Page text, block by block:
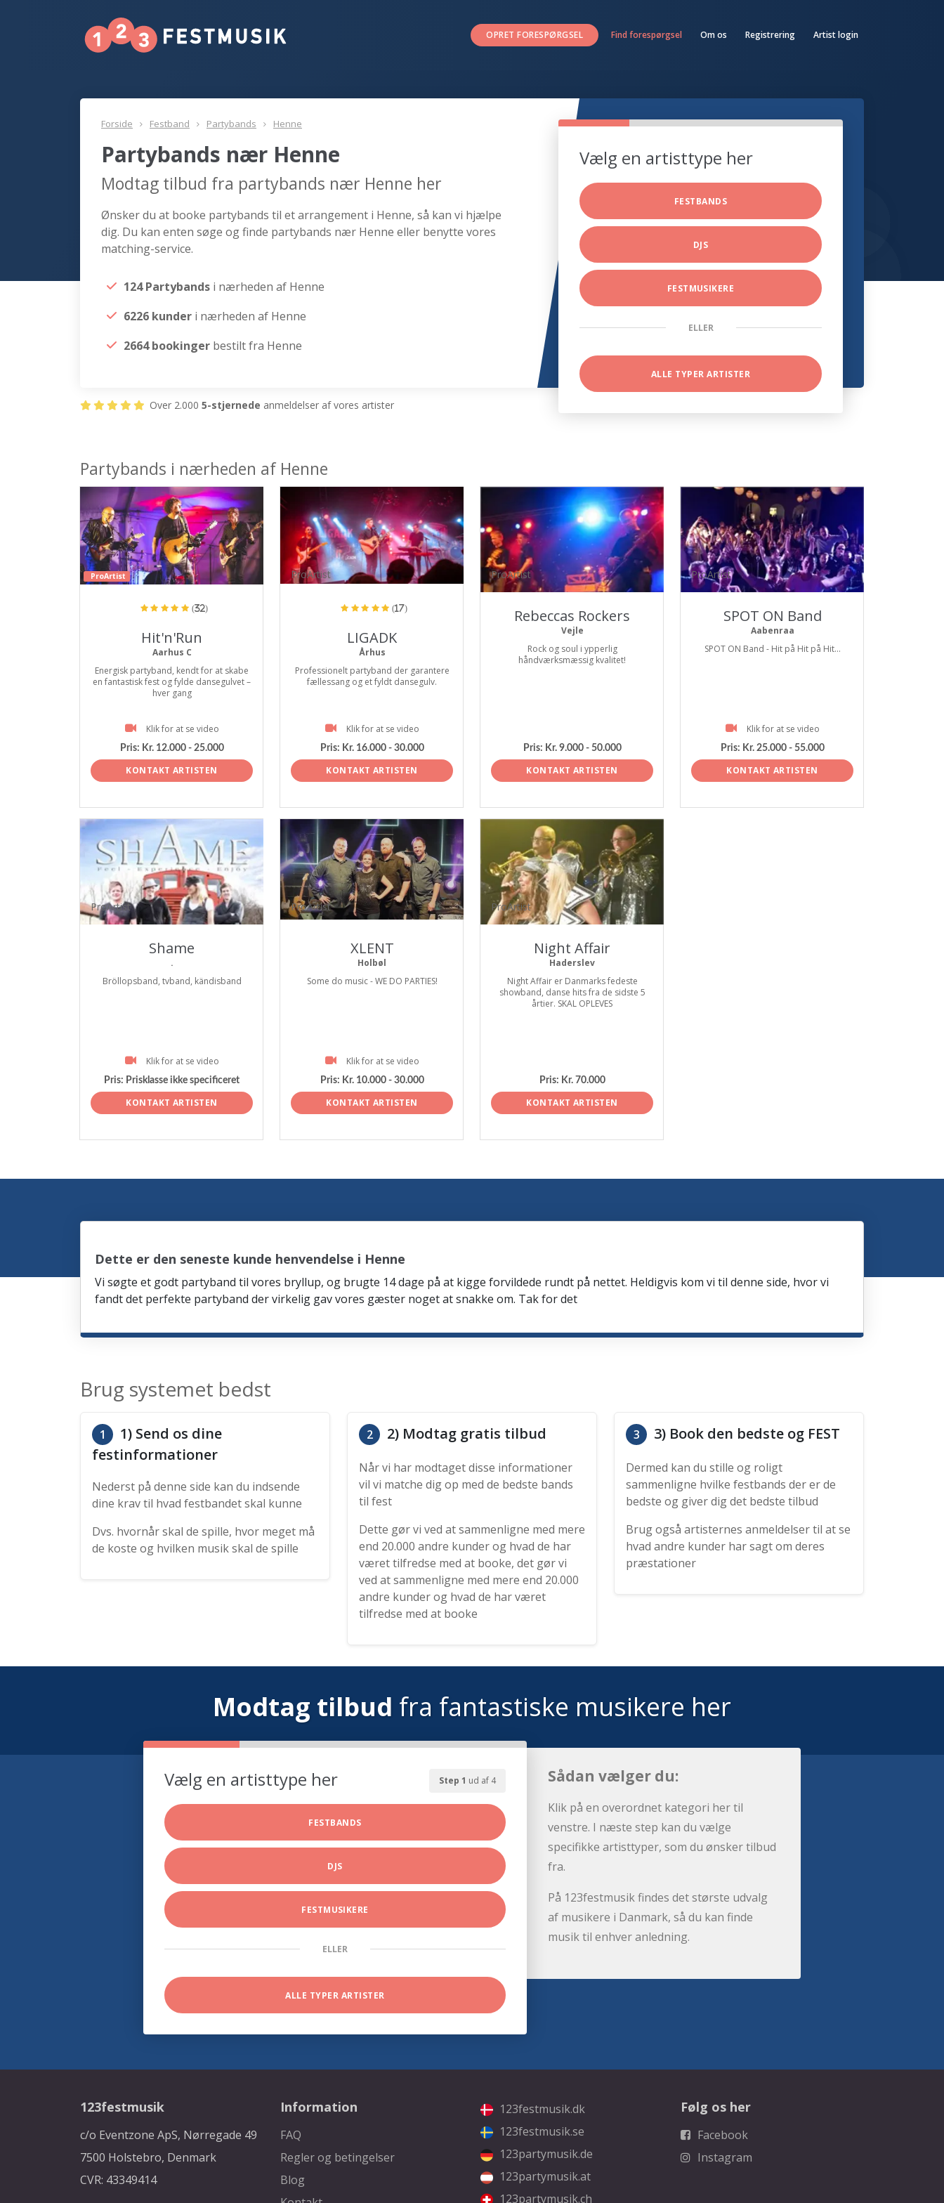
OPRET FORESPØRGSEL Find forespørgsel Om os Registrering Artist login
Forside Festband Partybands Henne
Partybands nær Henne
Modtag tilbud fra partybands nær Henne her
Ønsker du at booke partybands til et arrangement i Henne, så kan vi hjælpe
dig. Du kan enten søge og finde partybands nær Henne eller benytte vores
matching-service.
124 Partybands i nærheden af Henne
6226 kunder i nærheden af Henne
2664 bookinger bestilt fra Henne
Vælg en artisttype her
FESTBANDS
DJS
FESTMUSIKERE
ELLER
ALLE TYPER ARTISTER
Over 2.000 5-stjernede anmeldelser af vores artister
Partybands i nærheden af Henne
ProArtist
(32)
Hit'n'Run
Aarhus C
Energisk partyband, kendt for at skabe
en fantastisk fest og fylde dansegulvet –
hver gang
Klik for at se video
Pris: Kr. 12.000 - 25.000
KONTAKT ARTISTEN
ProArtist
(17)
LIGADK
Århus
Professionelt partyband der garantere
fællessang og et fyldt dansegulv.
Klik for at se video
Pris: Kr. 16.000 - 30.000
KONTAKT ARTISTEN
ProArtist
Rebeccas Rockers
Vejle
Rock og soul i ypperlig
håndværksmæssig kvalitet!
Pris: Kr. 9.000 - 50.000
KONTAKT ARTISTEN
ProArtist
SPOT ON Band
Aabenraa
SPOT ON Band - Hit på Hit på Hit...
Klik for at se video
Pris: Kr. 25.000 - 55.000
KONTAKT ARTISTEN
ProArtist
Shame
.
Bröllopsband, tvband, kändisband
Klik for at se video
Pris: Prisklasse ikke specificeret
KONTAKT ARTISTEN
ProArtist
XLENT
Holbøl
Some do music - WE DO PARTIES!
Klik for at se video
Pris: Kr. 10.000 - 30.000
KONTAKT ARTISTEN
ProArtist
Night Affair
Haderslev
Night Affair er Danmarks fedeste
showband, danse hits fra de sidste 5
årtier. SKAL OPLEVES
Pris: Kr. 70.000
KONTAKT ARTISTEN
Dette er den seneste kunde henvendelse i Henne
Vi søgte et godt partyband til vores bryllup, og brugte 14 dage på at kigge forvildede rundt på nettet. Heldigvis kom vi til denne side, hvor vi
fandt det perfekte partyband der virkelig gav vores gæster noget at snakke om. Tak for det
Brug systemet bedst
1
1) Send os dine
festinformationer
Nederst på denne side kan du indsende
dine krav til hvad festbandet skal kunne
Dvs. hvornår skal de spille, hvor meget må
de koste og hvilken musik skal de spille
2 2) Modtag gratis tilbud
Når vi har modtaget disse informationer
vil vi matche dig op med de bedste bands
til fest
Dette gør vi ved at sammenligne med mere
end 20.000 andre kunder og hvad de har
været tilfredse med at booke, det gør vi
ved at sammenligne med mere end 20.000
andre kunder og hvad de har været
tilfredse med at booke
3 3) Book den bedste og FEST
Dermed kan du stille og roligt
sammenligne hvilke festbands der er de
bedste og giver dig det bedste tilbud
Brug også artisternes anmeldelser til at se
hvad andre kunder har sagt om deres
præstationer
Modtag tilbud fra fantastiske musikere her
Step 1 ud af 4
Vælg en artisttype her
FESTBANDS
DJS
FESTMUSIKERE
ELLER
ALLE TYPER ARTISTER
Sådan vælger du:
Klik på en overordnet kategori her til
venstre. I næste step kan du vælge
specifikke artisttyper, som du ønsker tilbud
fra.
På 123festmusik findes det største udvalg
af musikere i Danmark, så du kan finde
musik til enhver anledning.
123festmusik
c/o Eventzone ApS, Nørregade 49
7500 Holstebro, Denmark
CVR: 43349414
Information
FAQ
Regler og betingelser
Blog
123festmusik.dk
123festmusik.se
123partymusik.de
123partymusik.at
123partymusik.ch
Følg os her
Facebook
Instagram